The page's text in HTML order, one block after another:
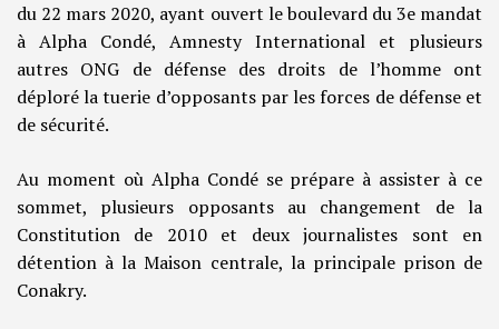
du 22 mars 2020, ayant ouvert le boulevard du 3e mandat
à Alpha Condé, Amnesty International et plusieurs
autres ONG de défense des droits de l’homme ont
déploré la tuerie d’opposants par les forces de défense et
de sécurité.
Au moment où Alpha Condé se prépare à assister à ce
sommet, plusieurs opposants au changement de la
Constitution de 2010 et deux journalistes sont en
détention à la Maison centrale, la principale prison de
Conakry.